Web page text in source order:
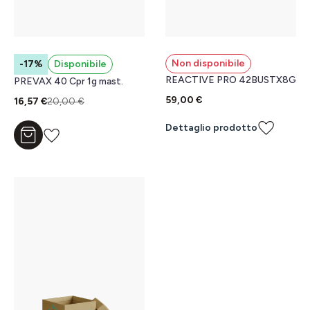
-17%
Disponibile
PREVAX 40 Cpr 1g mast.
16,57 €20,00 €
Aggiungi al carrello
Non disponibile
REACTIVE PRO 42BUSTX8G
59,00 €
Dettaglio prodotto